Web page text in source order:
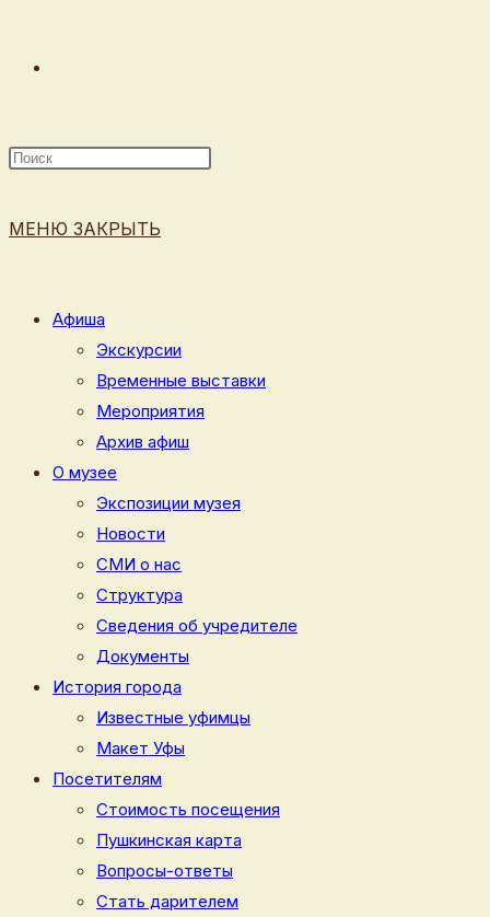
ВЕБ-
МЕНЮ ЗАКРЫТЬ
Афиша
Экскурсии
Временные выставки
Мероприятия
Архив афиш
О музее
Экспозиции музея
Новости
СМИ о нас
Структура
Сведения об учредителе
Документы
История города
Известные уфимцы
Макет Уфы
Посетителям
Стоимость посещения
Пушкинская карта
Вопросы-ответы
Стать дарителем